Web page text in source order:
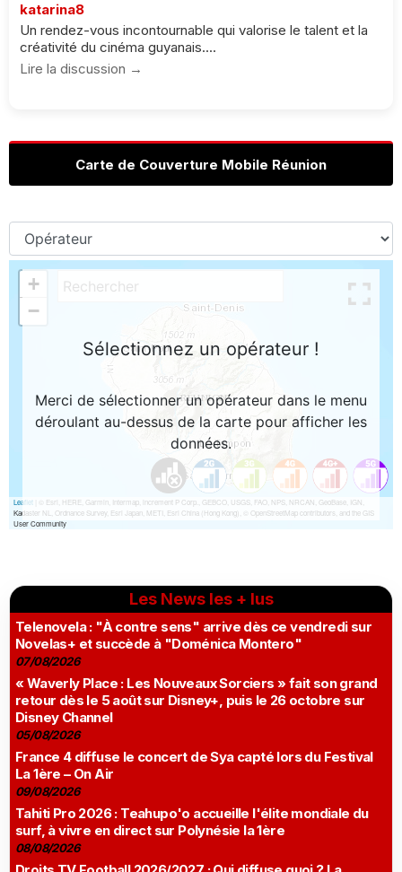
katarina8
Un rendez-vous incontournable qui valorise le talent et la
créativité du cinéma guyanais....
Lire la discussion →
Carte de Couverture Mobile Réunion
Les News les + lus
Telenovela : "À contre sens" arrive dès ce vendredi sur
Novelas+ et succède à "Doménica Montero"
07/08/2026
« Waverly Place : Les Nouveaux Sorciers » fait son grand
retour dès le 5 août sur Disney+, puis le 26 octobre sur
Disney Channel
05/08/2026
France 4 diffuse le concert de Sya capté lors du Festival
La 1ère – On Air
09/08/2026
Tahiti Pro 2026 : Teahupo'o accueille l'élite mondiale du
surf, à vivre en direct sur Polynésie la 1ère
08/08/2026